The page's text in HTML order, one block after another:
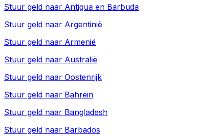
Stuur geld naar Antigua en Barbuda
Stuur geld naar Argentinië
Stuur geld naar Armenië
Stuur geld naar Australië
Stuur geld naar Oostenrijk
Stuur geld naar Bahrein
Stuur geld naar Bangladesh
Stuur geld naar Barbados